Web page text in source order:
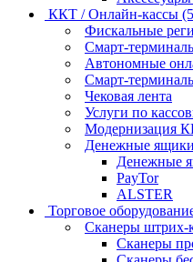
ККТ / Онлайн-кассы
Фискальные
Смарт-
Автономные
Смарт-
Чековая лента
Услуги по
Модернизация
Денежные ящики
Денежные
PayTor
ALSTER
Торговое
Сканеры штрих-
Сканеры